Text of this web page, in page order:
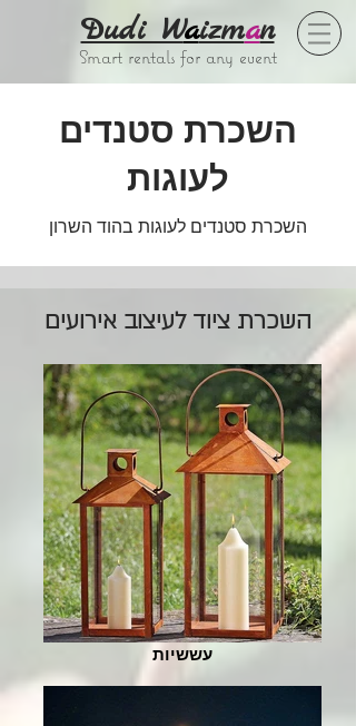
Dudi Waizman
Smart rentals for any event
השכרת סטנדים
לעוגות
השכרת סטנדים לעוגות בהוד השרון
עששיות